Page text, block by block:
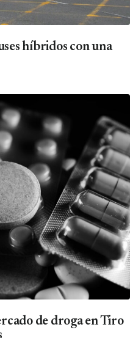
híbridos con una
de droga en Tiro